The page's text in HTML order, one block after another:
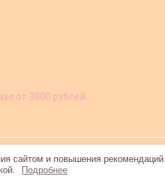
от 3000 рублей.
сайтом и повышения рекомендаций.
Подробнее